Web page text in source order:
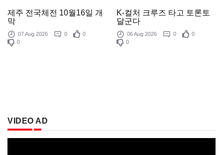
제주 전국체전 10월16일 개
막
07 Aug 2026 0
0
0
K-컬처 크루즈 타고 토론토
달군다
06 Aug 2026 0
0
0
VIDEO AD